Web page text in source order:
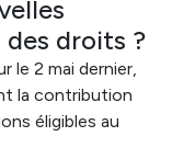
droits ?
le 2 mai dernier,
la contribution
éligibles au